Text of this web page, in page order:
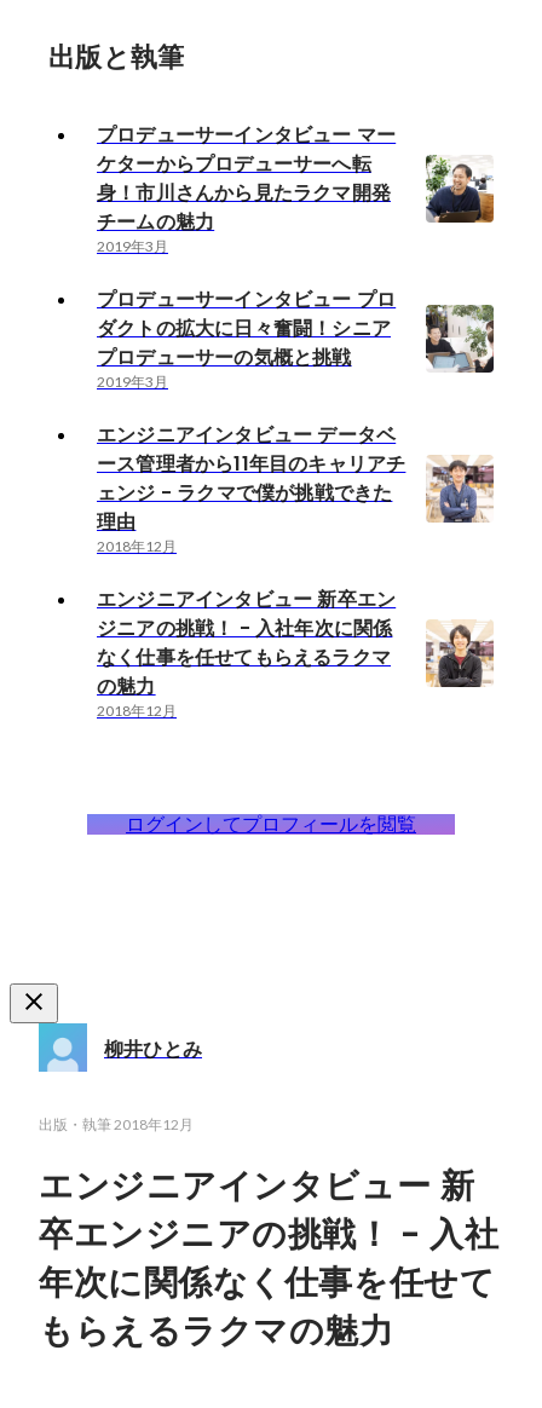
出版と執筆
プロデューサーインタビュー マー
ケターからプロデューサーへ転
身！市川さんから見たラクマ開発
チームの魅力
2019年3月
プロデューサーインタビュー プロ
ダクトの拡大に日々奮闘！シニア
プロデューサーの気概と挑戦
2019年3月
エンジニアインタビュー データベ
ース管理者から11年目のキャリアチ
ェンジ - ラクマで僕が挑戦できた
理由
2018年12月
エンジニアインタビュー 新卒エン
ジニアの挑戦！ - 入社年次に関係
なく仕事を任せてもらえるラクマ
の魅力
2018年12月
ログインしてプロフィールを閲覧
柳井ひとみ
出版・執筆2018年12月
エンジニアインタビュー 新
卒エンジニアの挑戦！ - 入社
年次に関係なく仕事を任せて
もらえるラクマの魅力